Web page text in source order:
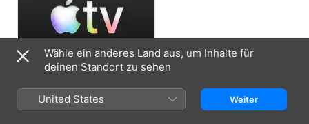
7 Tage kostenlos, dann 9,99 € pro Monat
Wähle ein anderes Land aus, um Inhalte für
deinen Standort zu sehen
United States Weiter